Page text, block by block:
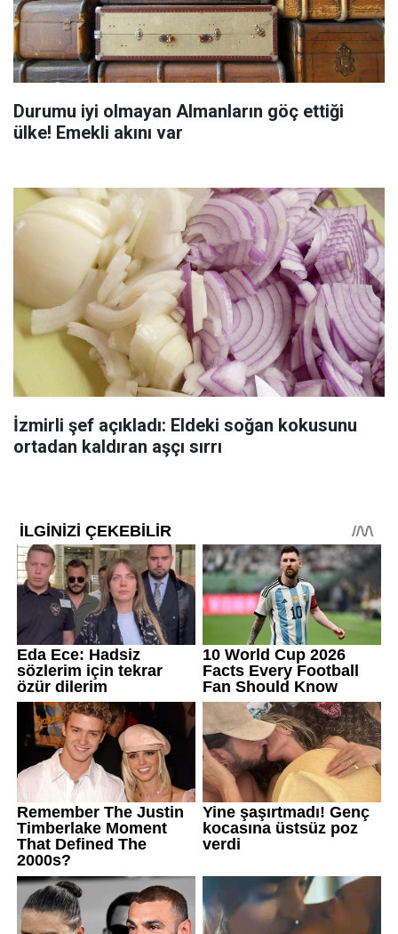
Durumu iyi olmayan Almanların göç ettiği
ülke! Emekli akını var
İzmirli şef açıkladı: Eldeki soğan kokusunu
ortadan kaldıran aşçı sırrı